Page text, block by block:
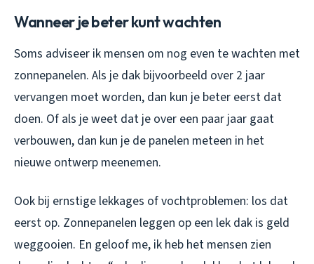
Wanneer je beter kunt wachten
Soms adviseer ik mensen om nog even te wachten met
zonnepanelen. Als je dak bijvoorbeeld over 2 jaar
vervangen moet worden, dan kun je beter eerst dat
doen. Of als je weet dat je over een paar jaar gaat
verbouwen, dan kun je de panelen meteen in het
nieuwe ontwerp meenemen.
Ook bij ernstige lekkages of vochtproblemen: los dat
eerst op. Zonnepanelen leggen op een lek dak is geld
weggooien. En geloof me, ik heb het mensen zien